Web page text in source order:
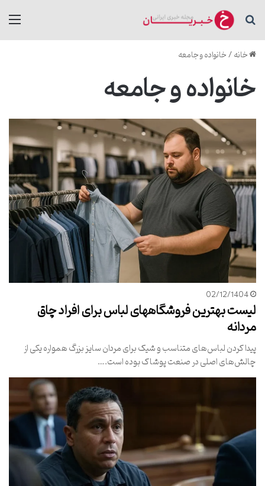
جستجو برای
خانه/خانواده و جامعه
خانواده و جامعه
02/12/1404
لیست بهترین فروشگاههای لباس برای افراد چاق
مردانه
پیدا کردن لباس‌های متناسب و شیک برای مردان سایز بزرگ همواره یکی از
چالش‌های اصلی در صنعت پوشاک بوده است.…